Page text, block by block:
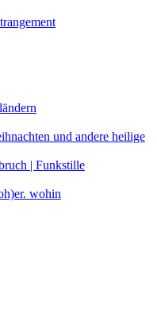
und andere heilige
| Funkstille
wohin